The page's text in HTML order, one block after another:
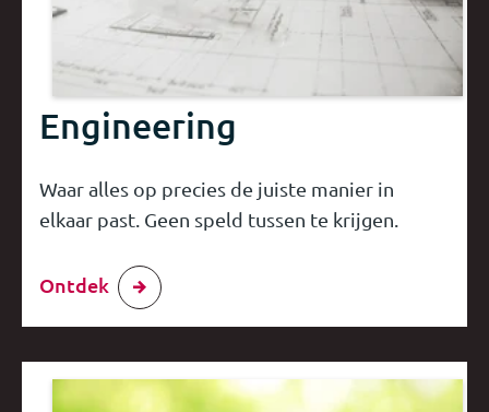
Engineering
Waar alles op precies de juiste manier in
elkaar past. Geen speld tussen te krijgen.
Ontdek